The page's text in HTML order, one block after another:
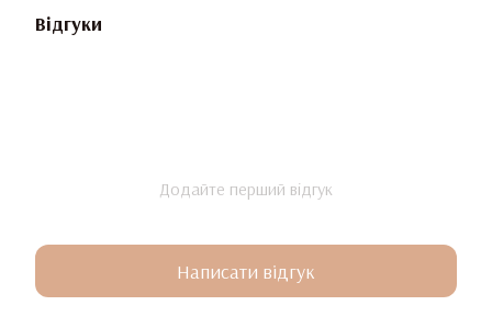
Відгуки
Додайте перший відгук
Написати відгук